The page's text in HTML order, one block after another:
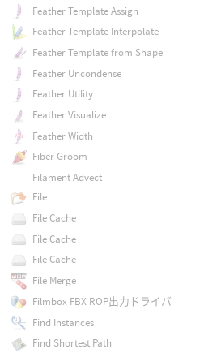
Feather Template Assign
Feather Template Interpolate
Feather Template from Shape
Feather Uncondense
Feather Utility
Feather Visualize
Feather Width
Fiber Groom
Filament Advect
File
File Cache
File Cache
File Cache
File Merge
Filmbox FBX ROP出力ドライバ
Find Instances
Find Shortest Path